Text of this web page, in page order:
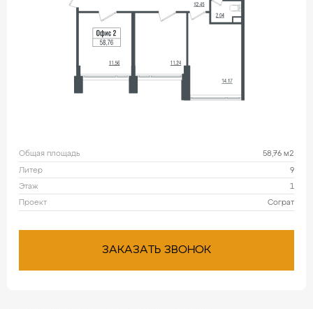
Общая площадь
58,76 м2
Литер
9
Этаж
1
Проект
Сограт
ЗАКАЗАТЬ ЗВОНОК